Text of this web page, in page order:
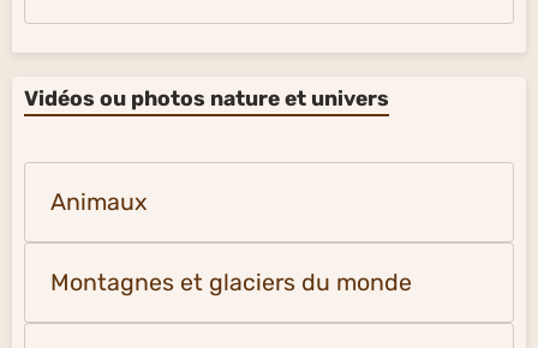
Vidéos ou photos nature et univers
Animaux
Montagnes et glaciers du monde